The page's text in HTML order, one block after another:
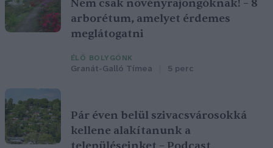
Nem csak növényrajongóknak! – 8
arborétum, amelyet érdemes
meglátogatni
ÉLŐ BOLYGÓNK
Granát-Galló Tímea 5 perc
Pár éven belül szivacsvárosokká
kellene alakítanunk a